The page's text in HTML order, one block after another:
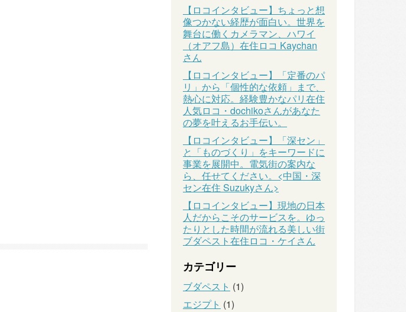
【ロコインタビュー】ちょっと想
像つかない経歴が面白い。世界を
舞台に働くカメラマン、ハワイ
（オアフ島）在住ロコ Kaychan
さん
【ロコインタビュー】「定番のパ
リ」から「個性的な依頼」まで、
熱心に対応。経験豊かなパリ在住
人気ロコ・dochikoさんがあなた
の夢を叶えるお手伝い。
【ロコインタビュー】「深セン」
と「ものづくり」をキーワードに
事業を展開中。電気街の案内な
ら、任せてください。<中国・深
セン在住 Suzukyさん>
【ロコインタビュー】現地の日本
人だからこそのサービスを。ゆっ
たりとした時間が流れる美しい街
ブダペスト在住ロコ・ケイさん
カテゴリー
ブダペスト (1)
エジプト (1)